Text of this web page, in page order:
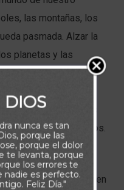
las montañas, los
pasmada. Alzar la
planetas y las
hace que nos
Dios, en su infinita
con sus manos
nos hizo a nosotros.
lo pone todo en
parecen minúsculos en
nunca es tan
porque las
porque el dolor
te levanta, porque
los errores te
nadie es perfecto.
Feliz Día."